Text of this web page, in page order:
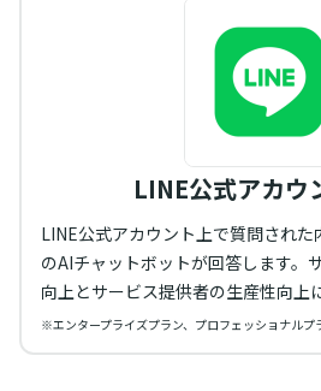
LINE公式アカウ
LINE公式アカウント上で質問され
のAIチャットボットが回答します。
向上とサービス提供者の生産性向上
※エンタープライズプラン、プロフェッショナルプ